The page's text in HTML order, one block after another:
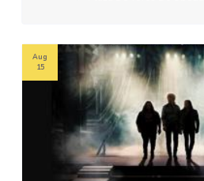
Aug
15